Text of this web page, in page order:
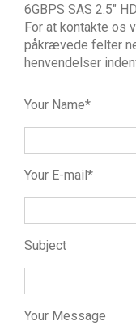
6GBPS SAS 2.5″
For at kontakte os
påkrævede felter
henvendelser
Your Name*
Your E-mail*
Subject
Your Message